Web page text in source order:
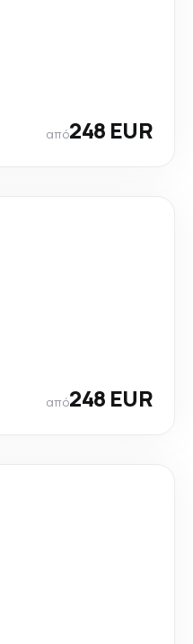
από248 EUR
από248 EUR